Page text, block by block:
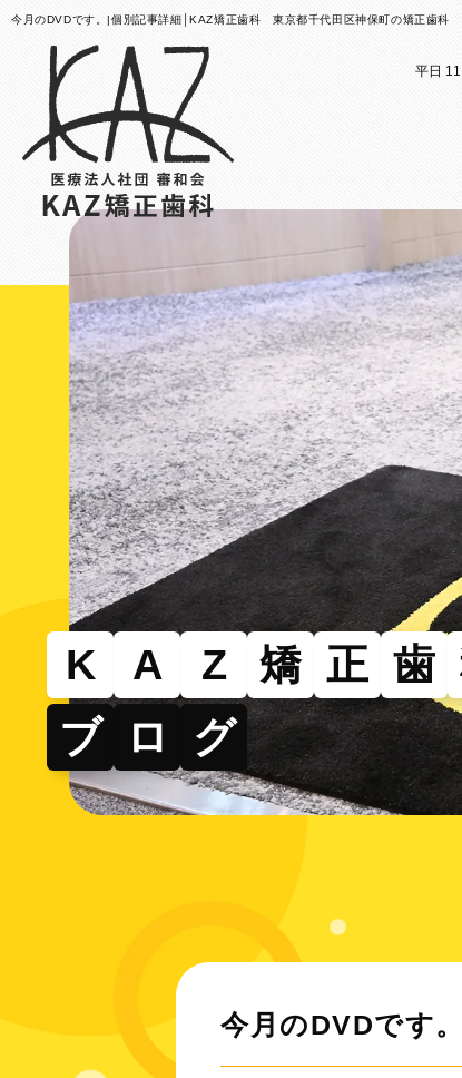
今月のDVDです。|個別記事詳細│KAZ矯正歯科 東京都千代田区神保町の矯正歯科
平日
K A Z 矯 正 歯
ブ
ロ グ
今月のDVDです。
医院案内
矯正歯科治療のご案内
その他